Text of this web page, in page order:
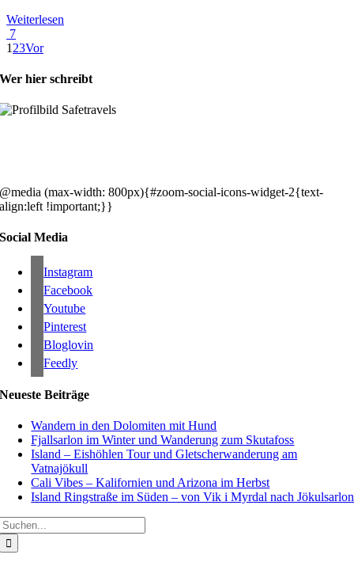
Weiterlesen
7
1 23Vor
Wer hier schreibt
@media (max-width: 800px){#zoom-social-icons-widget-2{text-
align:left !important;}}
Social Media
Instagram
Facebook
Youtube
Pinterest
Bloglovin
Feedly
Neueste Beiträge
Wandern in den Dolomiten mit Hund
Fjallsarlon im Winter und Wanderung zum Skutafoss
Island – Eishöhlen Tour und Gletscherwanderung am
Vatnajökull
Cali Vibes – Kalifornien und Arizona im Herbst
Island Ringstraße im Süden – von Vik i Myrdal nach Jökulsarlon